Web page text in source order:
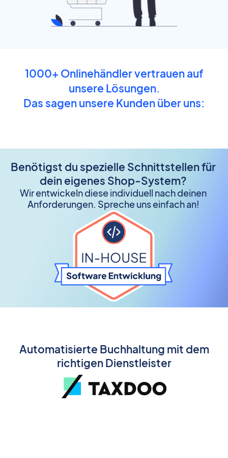
1000+ Onlinehändler vertrauen auf
unsere Lösungen.
Das sagen unsere Kunden über uns:
Benötigst du spezielle Schnittstellen für
dein eigenes Shop-System?
Wir entwickeln diese individuell nach deinen
Anforderungen. Spreche uns einfach an!
Automatisierte Buchhaltung mit dem
richtigen Dienstleister